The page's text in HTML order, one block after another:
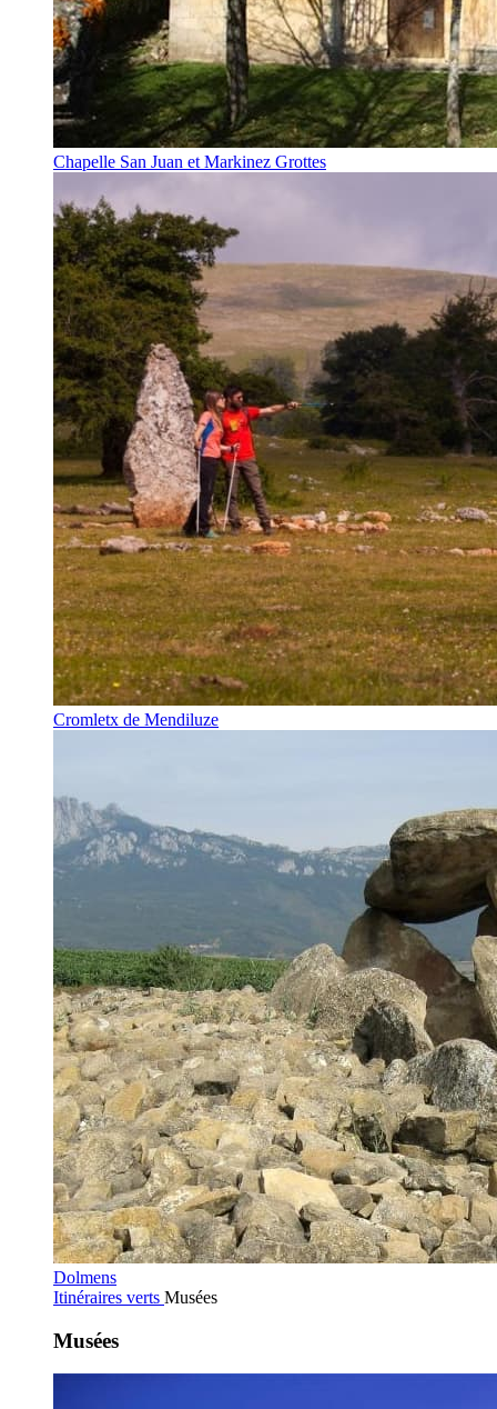
Chapelle San Juan et Markinez Grottes
Cromletx de Mendiluze
Dolmens
Itinéraires verts Musées
Musées